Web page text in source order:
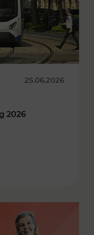
25.06.2026
2026